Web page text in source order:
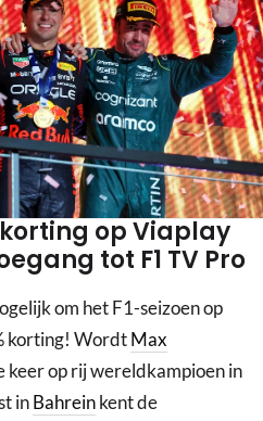
op Viaplay
tot F1 TV Pro
om het F1-seizoen op
korting! WordtMax
keer op rij wereldkampioen in
inBahreinkent de